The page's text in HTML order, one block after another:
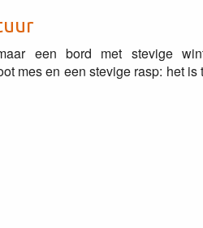
een bord met stevige
mes en een stevige rasp: het is